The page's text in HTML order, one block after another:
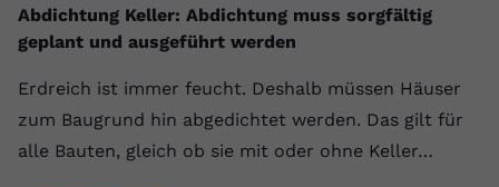
Abdichtung Keller: Abdichtung muss sorgfältig
geplant und ausgeführt werden
Erdreich ist immer feucht. Deshalb müssen Häuser
zum Baugrund hin abgedichtet werden. Das gilt für
alle Bauten, gleich ob sie mit oder ohne Keller…